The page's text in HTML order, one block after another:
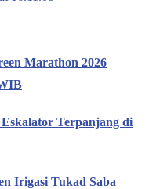
Marathon 2026
Terpanjang di
Irigasi Tukad Saba